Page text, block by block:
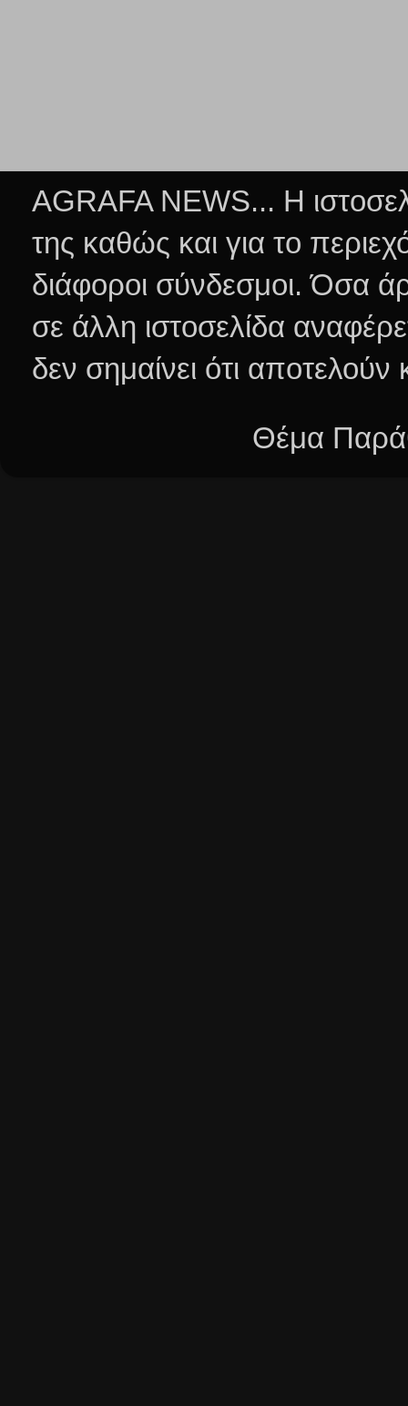
AGRAFA NEWS... Η
της καθώς και για το
διάφοροι σύνδεσμοι.Όσα
σε άλλη ιστοσελίδα
δεν σημαίνει ότι
Θέμα